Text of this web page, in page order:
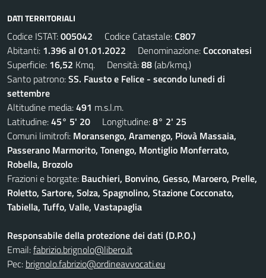
DATI TERRITORIALI
Codice ISTAT:005042 Codice Catastale:C807
Abitanti: 1.396 al 01.01.2022 Denominazione:Cocconatesi
Superficie: 16,52 Kmq. Densità:88(ab/kmq.)
Santo patrono:SS. Fausto e Felice - secondo lunedi di
settembre
Altitudine media:491 m.s.l.m.
Latitudine:45° 5' 20 Longitudine:8° 2' 25
Comuni limitrofi: Moransengo, Aramengo, Piovà Massaia,
Passerano Marmorito, Tonengo, Montiglio Monferrato,
Robella, Brozolo
Frazioni e borgate: Bauchieri, Bonvino, Gesso, Maroero, Prelle,
Roletto, Sartore, Solza, Spagnolino, Stazione Cocconato,
Tabiella, Tuffo, Valle, Vastapaglia
Responsabile della protezione dei dati (D.P.O.)
Email:fabrizio.brignolo@libero.it
Pec: brignolo.fabrizio@ordineavvocati.eu